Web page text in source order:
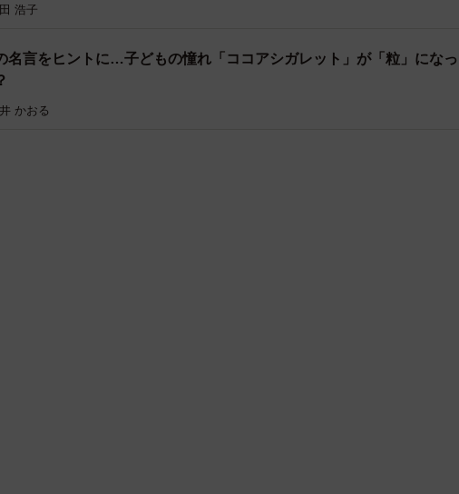
のがきっかけでした。そこで猪革の特徴をよく調べていくうちに、こ
たりの素材なんじゃないかと感じ、気になってつくってみました」
んは選手時代から野球用具などの支援を受けてきた、移動通信設備
援事業を行っている「ツカゼン株式会社」（本社・福岡市）と業務
浩子
名言をヒントに…子どもの憧れ「ココアシガレット」が「粒」になっ
かおる